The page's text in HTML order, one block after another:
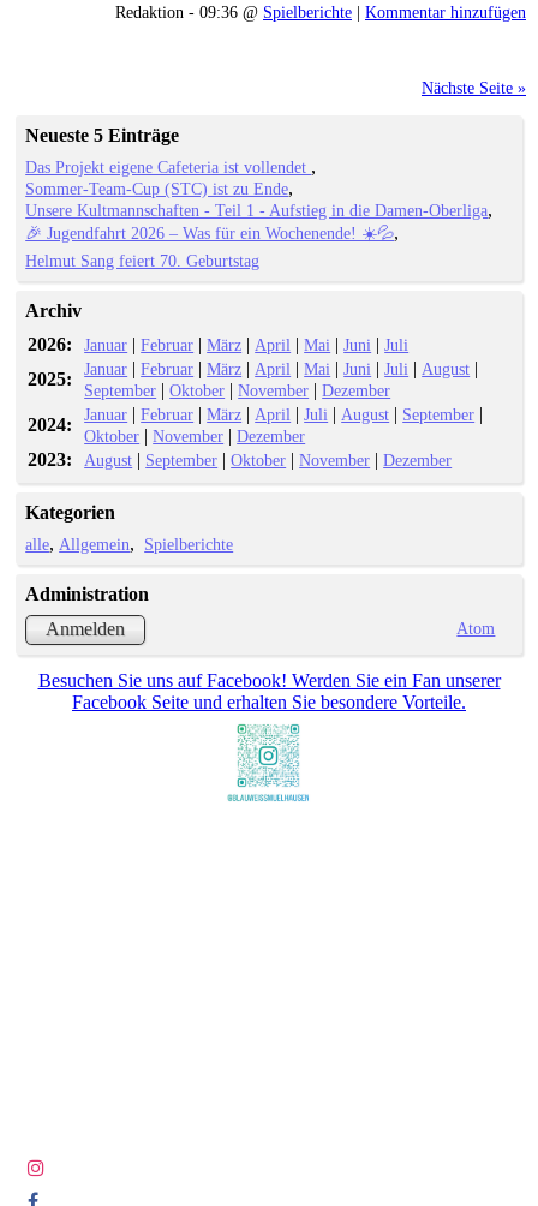
Redaktion - 09:36 @ Spielberichte | Kommentar hinzufügen
Nächste Seite »
Neueste 5 Einträge
Das Projekt eigene Cafeteria ist vollendet
Sommer-Team-Cup (STC) ist zu Ende
Unsere Kultmannschaften - Teil 1 - Aufstieg in die Damen-Oberliga
🎉 Jugendfahrt 2026 – Was für ein Wochenende! ☀️💦
Helmut Sang feiert 70. Geburtstag
Archiv
2026:
Januar |Februar |März | April |Mai |Juni |Juli
2025: Januar |Februar |März | April |Mai |Juni |Juli | August |
September |Oktober |November |Dezember
2024: Januar |Februar |März | April |Juli | August | September |
Oktober |November |Dezember
2023: August | September |Oktober |November |Dezember
Kategorien
alle Allgemein Spielberichte
Administration
Anmelden
Atom
Besuchen Sie uns auf Facebook! Werden Sie ein Fan unserer
Facebook Seite und erhalten Sie besondere Vorteile.